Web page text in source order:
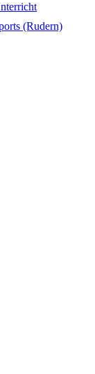
(Rudern)